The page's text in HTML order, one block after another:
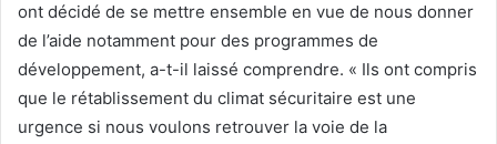
ont décidé de se mettre ensemble en vue de nous donner
de l’aide notamment pour des programmes de
développement, a-t-il laissé comprendre. « Ils ont compris
que le rétablissement du climat sécuritaire est une
urgence si nous voulons retrouver la voie de la